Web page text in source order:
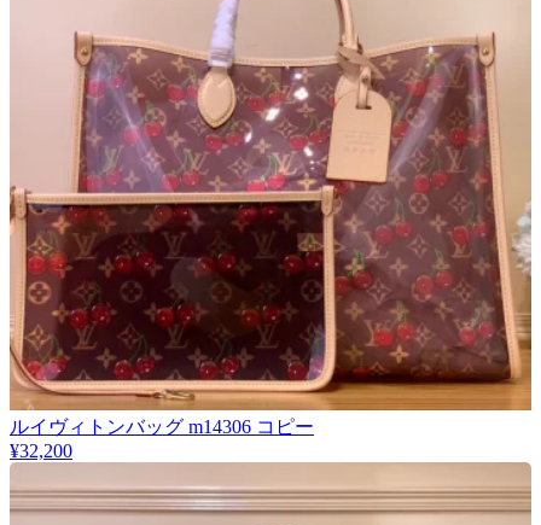
ルイヴィトンバッグ m14306 コピー
¥32,200